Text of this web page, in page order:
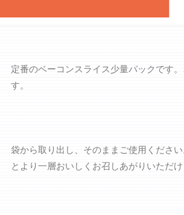
定番のベーコンスライス少量パックです
す。
袋から取り出し、そのままご使用くださ
とより一層おいしくお召しあがりいただけ